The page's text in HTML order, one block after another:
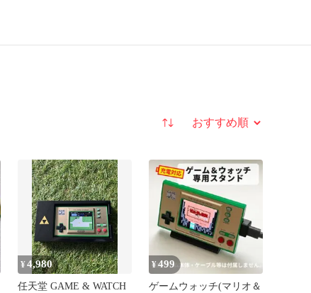
並び替え
¥4,980
任天堂 GAME & WATCH
¥499
ゲームウォッチ(マリオ＆